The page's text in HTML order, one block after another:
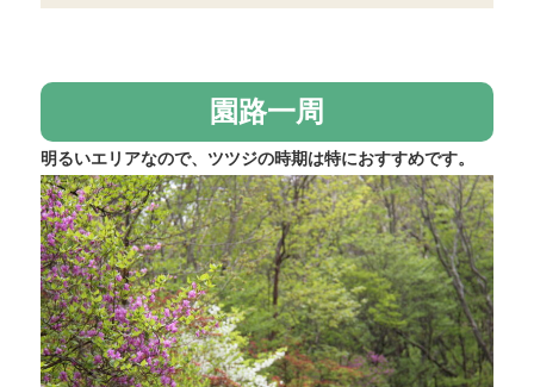
園路一周
明るいエリアなので、ツツジの時期は特におすすめです。